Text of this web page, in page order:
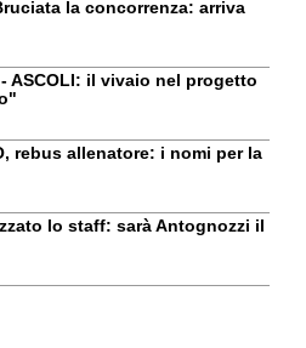
la concorrenza: arriva
- ASCOLI: il vivaio nel progetto
rebus allenatore: i nomi per la
lo staff: sarà Antognozzi il